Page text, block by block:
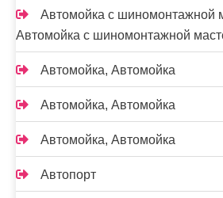
Автомойка с шиномонтажной
Автомойка с шиномонтажной
Автомойка, Автомойка
Автомойка, Автомойка
Автомойка, Автомойка
Автопорт